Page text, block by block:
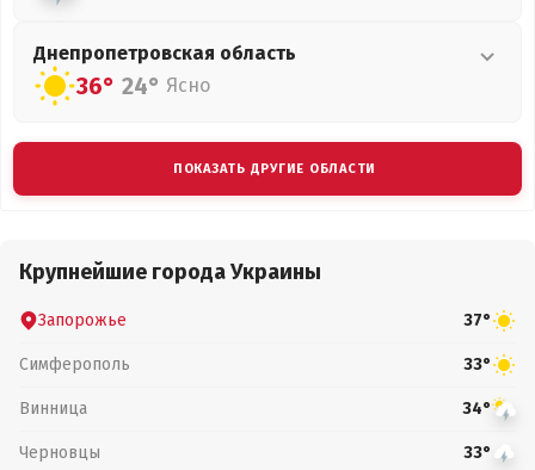
Днепропетровская область
36° 24° Ясно
ПОКАЗАТЬ ДРУГИЕ ОБЛАСТИ
Крупнейшие города Украины
Запорожье 37°
Симферополь 33°
Винница 34°
Черновцы 33°